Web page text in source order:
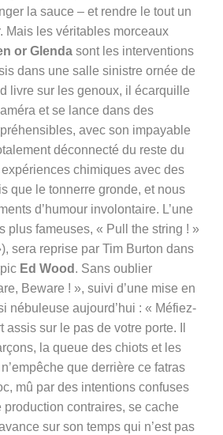
la sauce – et rendre le tout un
Mais les véritables morceaux
or Glenda sont les interventions
dans une salle sinistre ornée de
livre sur les genoux, il écarquille
et se lance dans des
avec son impayable
déconnecté du reste du
chimiques avec des
que le tonnerre gronde, et nous
d’humour involontaire. L’une
plus fameuses, « Pull the string ! »
sera reprise par Tim Burton dans
Ed Wood . Sans oublier
Beware ! », suivi d’une mise en
nébuleuse aujourd’hui : « Méfiez-
sur le pas de votre porte. Il
la queue des chiots et les
que derrière ce fatras
mû par des intentions confuses
contraires, se cache
sur son temps qui n’est pas